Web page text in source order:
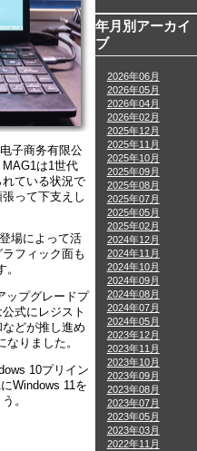
子商务有限公
は1世代
ている状況で
って下支えし
場によって活
フィック面も
ップグレードプ
式にレジスト
どが推し進め
りました。
10プリイン
Windows 11を
。
年月別アーカイ
ブ
2026年06月
2026年05月
2026年04月
2026年02月
2025年12月
2025年11月
2025年10月
2025年09月
2025年08月
2025年07月
2025年05月
2025年02月
2024年12月
2024年11月
2024年10月
2024年09月
2024年08月
2024年07月
2024年05月
2023年12月
2023年11月
2023年10月
2023年09月
2023年08月
2023年07月
2023年05月
2023年03月
2022年11月